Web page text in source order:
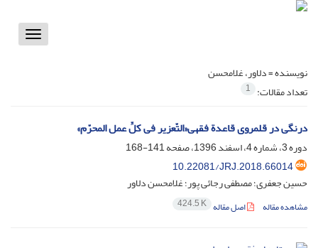
Toggle
نویسنده =دلاور، غلامحسن
تعداد مقالات: 1
درنگی در قلمروی قاعدة فقهی«التّعزیر فی کلِّ عمل المحرّم»
دوره 3، شماره 4، اسفند 1396، صفحه
141-168
10.22081/JRJ.2018.66014
حسین جعفری؛ مصطفی رجائی پور؛ غلامحسن دلاور
مشاهده مقاله اصل مقاله 424.5 K